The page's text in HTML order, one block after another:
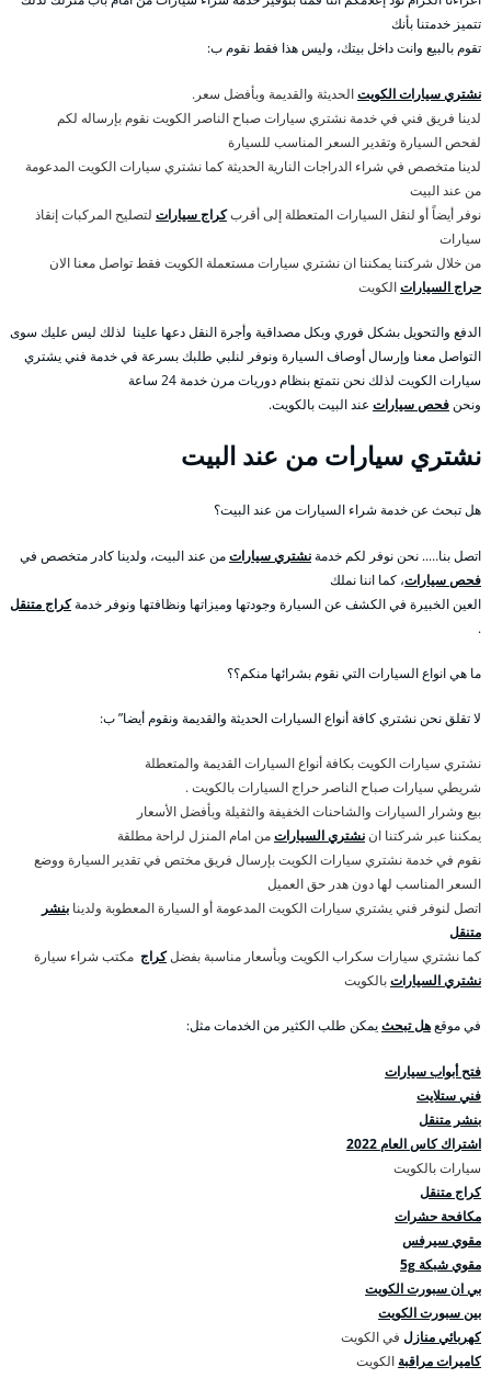
تتميز خدمتنا بأنك
تقوم بالبيع وانت داخل بيتك، وليس هذا فقط نقوم ب:
نشتري سيارات الكويتالحديثة والقديمة وبأفضل سعر.
لدينا فريق فني في خدمة نشتري سيارات صباح الناصر الكويت نقوم بإرساله لكم
لفحص السيارة وتقدير السعر المناسب للسيارة
لدينا متخصص في شراء الدراجات النارية الحديثة كما نشتري سيارات الكويت المدعومة
من عند البيت
نوفر أيضاً أو لنقل السيارات المتعطلة إلى أقربكراج سيارات لتصليح المركبات إنقاذ
سيارات
من خلال شركتنا يمكننا ان نشتري سيارات مستعملة الكويت فقط تواصل معنا الان
حراج السياراتالكويت
الدفع والتحويل بشكل فوري وبكل مصداقية وأجرة النقل دعها علينا لذلك ليس عليك سوى
التواصل معنا وإرسال أوصاف السيارة ونوفر لنلبي طلبك بسرعة في خدمة فني يشتري
سيارات الكويت لذلك نحن نتمتع بنظام دوريات مرن خدمة 24 ساعة
ونحنفحص سيارات عند البيت بالكويت.
نشتري سيارات من عند البيت
هل تبحث عن خدمة شراء السيارات من عند البيت؟
اتصل بنا….. نحن نوفر لكم خدمةنشتري سياراتمن عند البيت، ولدينا كادر متخصص في
فحص سيارات، كما اننا نملك
العين الخبيرة في الكشف عن السيارة وجودتها وميزاتها ونظافتها ونوفر خدمةكراج متنقل
.
ما هي انواع السيارات التي نقوم بشرائها منكم؟؟
لا تقلق نحن نشتري كافة أنواع السيارات الحديثة والقديمة ونقوم أيضا” ب:
نشتري سيارات الكويت بكافة أنواع السيارات القديمة والمتعطلة
شريطي سيارات صباح الناصر حراج السيارات بالكويت .
بيع وشرار السيارات والشاحنات الخفيفة والثقيلة وبأفضل الأسعار
يمكننا عبر شركتنا ان نشتري السياراتمن امام المنزل لراحة مطلقة
نقوم في خدمة نشتري سيارات الكويت بإرسال فريق مختص في تقدير السيارة ووضع
السعر المناسب لها دون هدر حق العميل
اتصل لنوفر فني يشتري سيارات الكويت المدعومة أو السيارة المعطوبة ولدينا بنشر
متنقل
كما نشتري سيارات سكراب الكويت وبأسعار مناسبة بفضلكراج مكتب شراء سيارة
نشتري السياراتبالكويت
في موقعهل تبحثيمكن طلب الكثير من الخدمات مثل:
فتح أبواب سيارات
فني ستلايت
بنشر متنقل
اشتراك كاس العام 2022
سيارات بالكويت
كراج متنقل
مكافحة حشرات
مقوي سيرفس
مقوي شبكة 5g
بي ان سبورت الكويت
بين سبورت الكويت
كهربائي منازل في الكويت
كاميرات مراقبة الكويت